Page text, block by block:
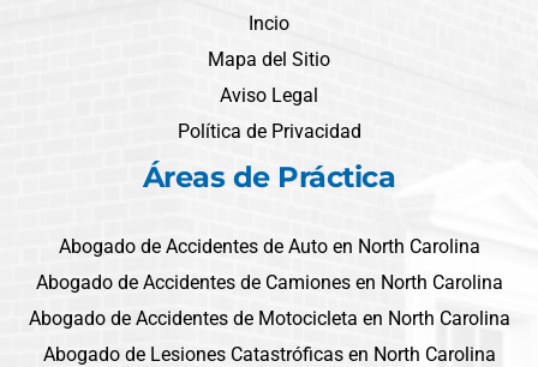
Incio
Mapa del Sitio
Aviso Legal
Política de Privacidad
Áreas de Práctica
Abogado de Accidentes de Auto en North Carolina
Abogado de Accidentes de Camiones en North Carolina
Abogado de Accidentes de Motocicleta en North Carolina
Abogado de Lesiones Catastróficas en North Carolina